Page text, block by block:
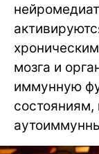
мозга и
иммунную
состояниям,